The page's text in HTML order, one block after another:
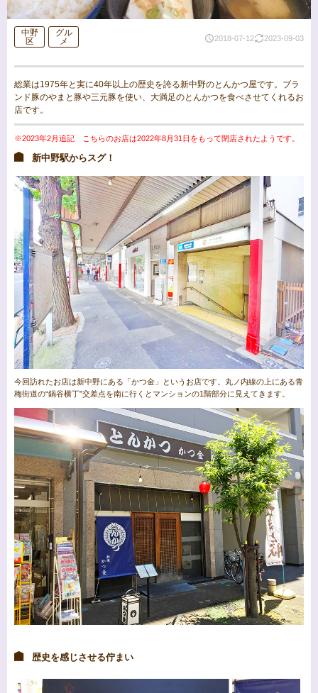
中野
区
グル
メ
2018-07-12 2023-09-03
総業は1975年と実に40年以上の歴史を誇る新中野のとんかつ屋です。ブラ
ンド豚のやまと豚や三元豚を使い、大満足のとんかつを食べさせてくれるお
店です。
※2023年2月追記 こちらのお店は2022年8月31日をもって閉店されたようです。
新中野駅からスグ！
今回訪れたお店は新中野にある「かつ金」というお店です。丸ノ内線の上にある青
梅街道の“鍋谷横丁”交差点を南に行くとマンションの1階部分に見えてきます。
歴史を感じさせる佇まい